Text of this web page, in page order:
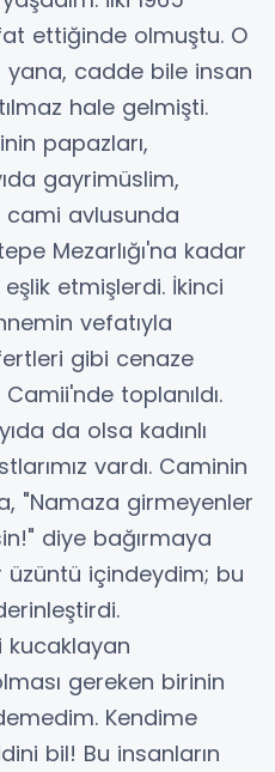
ettiğinde olmuştu. O
cadde bile insan
hale gelmişti.
papazları,
gayrimüslim,
cami avlusunda
Mezarlığı'na kadar
etmişlerdi. İkinci
vefatıyla
gibi cenaze
toplanıldı.
da olsa kadınlı
vardı. Caminin
"Namaza girmeyenler
diye bağırmaya
üzüntü içindeydim; bu
kucaklayan
gereken birinin
Kendime
bil! Bu insanların